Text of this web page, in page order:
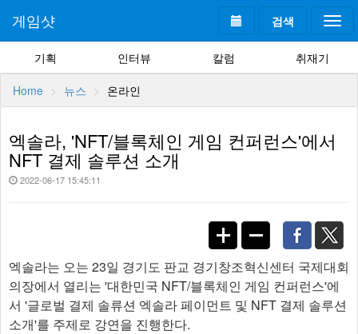
검색
게임샷
기획 인터뷰 칼럼 취재기
Home 뉴스 온라인
엑솔라, 'NFT/블록체인 게임 컨퍼런스'에서
NFT 결제 솔루션 소개
2022-06-17 15:45:11
엑솔라는 오는 23일 경기도 판교 경기창조혁신센터 국제대회
의장에서 열리는 '대한민국 NFT/블록체인 게임 컨퍼런스'에
서 '글로벌 결제 솔류션 엑솔라 페이먼트 및 NFT 결제 솔루션
소개'를 주제로 강연을 진행한다.